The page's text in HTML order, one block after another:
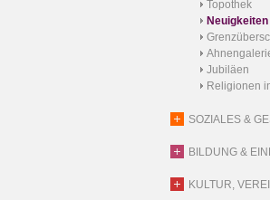
Topothek
Neuigkeiten
Jubiläen
Religionen
SOZIALES &
BILDUNG &
KULTUR,